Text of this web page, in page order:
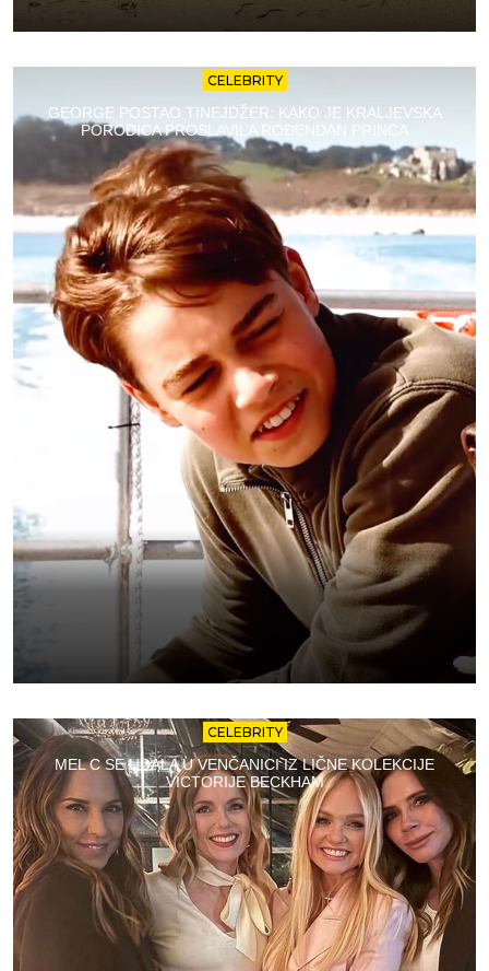
CELEBRITY
GEORGE POSTAO TINEJDŽER: KAKO JE KRALJEVSKA
PORODICA PROSLAVILA ROĐENDAN PRINCA
CELEBRITY
MEL C SE UDALA U VENČANICI IZ LIČNE KOLEKCIJE
VICTORIJE BECKHAM